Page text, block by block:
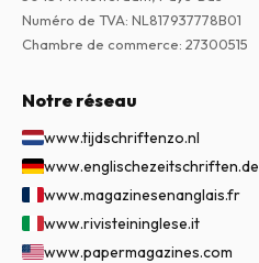
Numéro de TVA: NL817937778B01
Chambre de commerce: 27300515
Notre réseau
www.tijdschriftenzo.nl
www.englischezeitschriften.de
www.magazinesenanglais.fr
www.rivisteininglese.it
www.papermagazines.com